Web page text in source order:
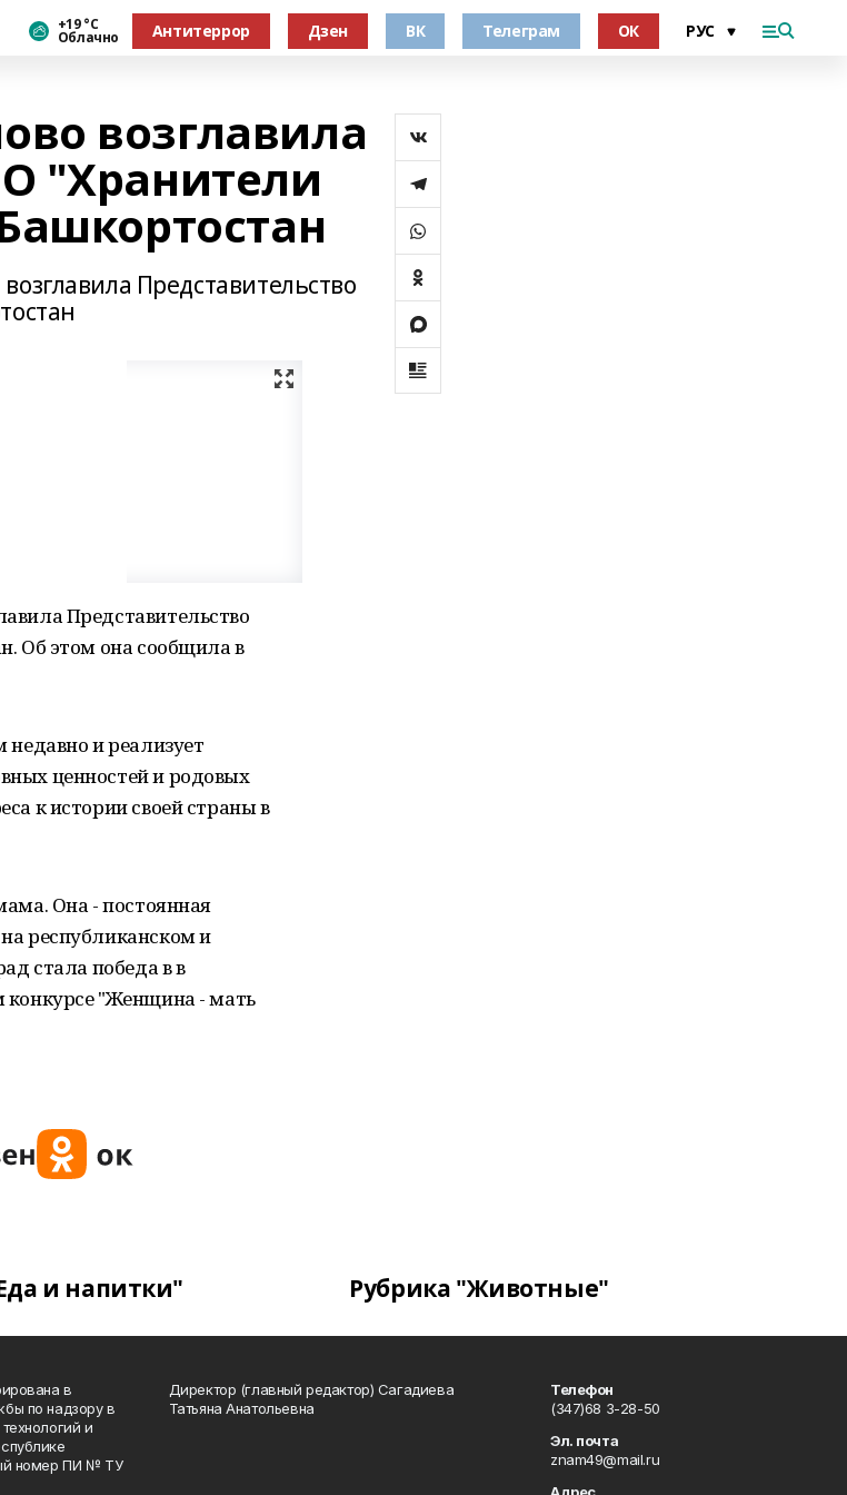
+19 °С
Облачно Антитеррор Дзен ВК Телеграм ОК
возглавила
"Хранители
Представительство
Представительство
Об этом она сообщила в
недавно и реализует
ценностей и родовых
к истории своей страны в
Она - постоянная
республиканском и
стала победа в в
"Женщина - мать
и напитки" Рубрика "Животные"
в
по надзору в
и
номер ПИ № ТУ
Директор (главный редактор) Сагадиева
Татьяна Анатольевна
Телефон
(347)68 3-28-50
Эл. почта
znam49@mail.ru